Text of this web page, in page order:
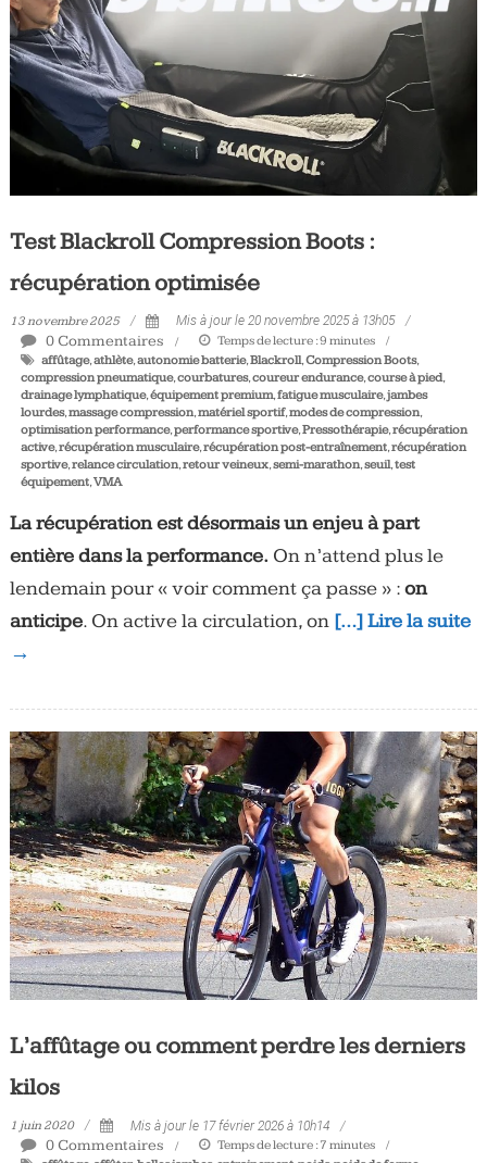
Tous
les
jours,
votre
actualité
vélo
triathlon
Test Blackroll Compression Boots :
récupération optimisée
13 novembre 2025 Mis à jour le 20 novembre 2025 à 13h05
0 Commentaires Temps de lecture :9 minutes
affûtage,athlète,autonomie batterie,Blackroll,Compression Boots,
compression pneumatique,courbatures,coureur endurance,course à pied,
drainage lymphatique,équipement premium,fatigue musculaire,jambes
lourdes,massage compression,matériel sportif,modes de compression,
optimisation performance,performance sportive,Pressothérapie,récupération
active,récupération musculaire,récupération post-entraînement,récupération
sportive,relance circulation,retour veineux,semi-marathon,seuil,test
équipement,VMA
La récupération est désormais un enjeu à part
entière dans la performance. On n’attend plus le
lendemain pour « voir comment ça passe » :on
anticipe. On active la circulation, on […] Lire la suite
→
L’affûtage ou comment perdre les derniers
kilos
1 juin 2020 Mis à jour le 17 février 2026 à 10h14
0 Commentaires Temps de lecture : 7 minutes